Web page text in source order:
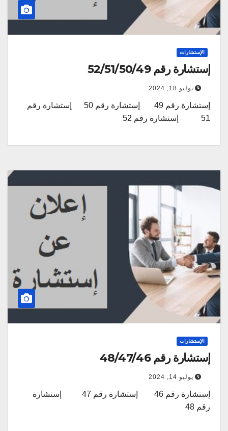
الإستشارات
إستشارة رقم 52/51/50/49
يوليو 18, 2024
إستشارة رقم 49 إستشارة رقم 50 إستشارة رقم
51 إستشارة رقم 52
الإستشارات
إستشارة رقم 48/47/46
يوليو 14, 2024
إستشارة رقم 46 إستشارة رقم 47 إستشارة
رقم 48